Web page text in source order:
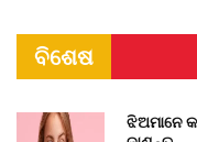
ବିଶେଷ
ଝିଅମାନେ